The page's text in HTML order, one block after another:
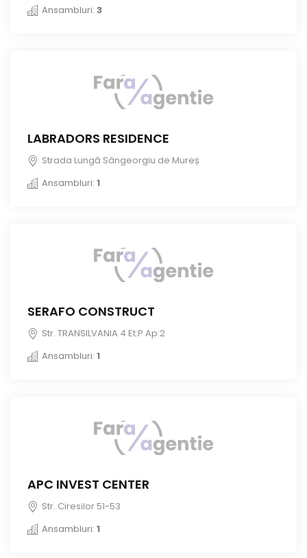
Ansambluri: 3
LABRADORS RESIDENCE
Strada Lungă Sângeorgiu de Mureș
Ansambluri: 1
SERAFO CONSTRUCT
Str. TRANSILVANIA 4 Et:P Ap:2
Ansambluri: 1
APC INVEST CENTER
Str. Ciresilor 51-53
Ansambluri: 1